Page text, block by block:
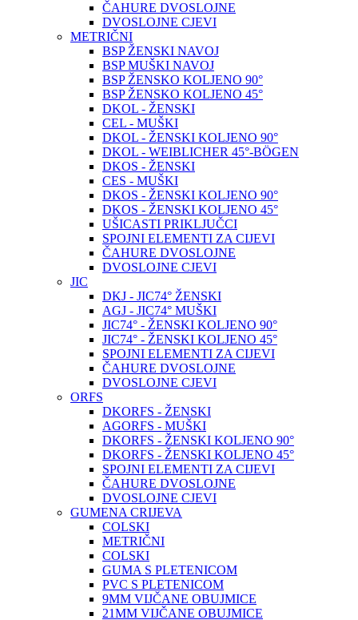
ČAHURE DVOSLOJNE
DVOSLOJNE CJEVI
METRIČNI
BSP ŽENSKI NAVOJ
BSP MUŠKI NAVOJ
BSP ŽENSKO KOLJENO 90°
BSP ŽENSKO KOLJENO 45°
DKOL - ŽENSKI
CEL - MUŠKI
DKOL - ŽENSKI KOLJENO 90°
DKOL - WEIBLICHER 45°-BÖGEN
DKOS - ŽENSKI
CES - MUŠKI
DKOS - ŽENSKI KOLJENO 90°
DKOS - ŽENSKI KOLJENO 45°
UŠICASTI PRIKLJUČCI
SPOJNI ELEMENTI ZA CIJEVI
ČAHURE DVOSLOJNE
DVOSLOJNE CJEVI
JIC
DKJ - JIC74° ŽENSKI
AGJ - JIC74° MUŠKI
JIC74° - ŽENSKI KOLJENO 90°
JIC74° - ŽENSKI KOLJENO 45°
SPOJNI ELEMENTI ZA CIJEVI
ČAHURE DVOSLOJNE
DVOSLOJNE CJEVI
ORFS
DKORFS - ŽENSKI
AGORFS - MUŠKI
DKORFS - ŽENSKI KOLJENO 90°
DKORFS - ŽENSKI KOLJENO 45°
SPOJNI ELEMENTI ZA CIJEVI
ČAHURE DVOSLOJNE
DVOSLOJNE CJEVI
GUMENA CRIJEVA
COLSKI
METRIČNI
COLSKI
GUMA S PLETENICOM
PVC S PLETENICOM
9MM VIJČANE OBUJMICE
21MM VIJČANE OBUJMICE